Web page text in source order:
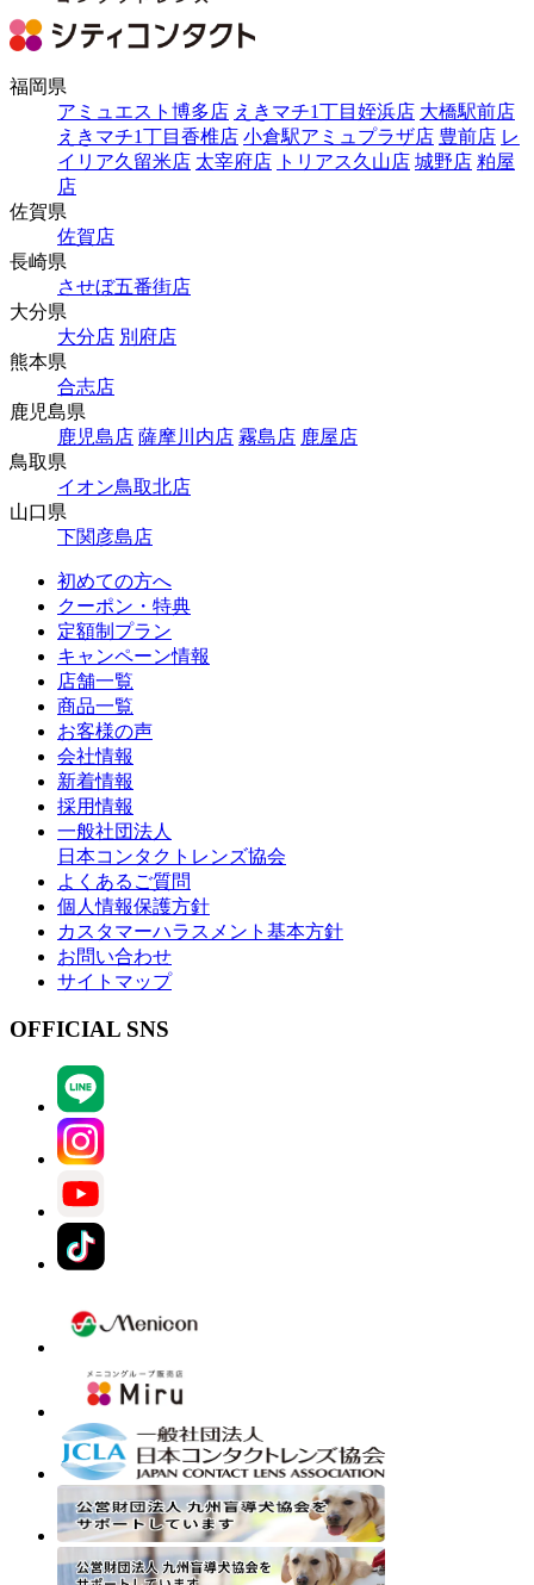
福岡県
アミュエスト博多店 えきマチ1丁目姪浜店 大橋駅前店
えきマチ1丁目香椎店 小倉駅アミュプラザ店 豊前店 レ
イリア久留米店 太宰府店 トリアス久山店 城野店 粕屋
店
佐賀県
佐賀店
長崎県
させぼ五番街店
大分県
大分店 別府店
熊本県
合志店
鹿児島県
鹿児島店 薩摩川内店 霧島店 鹿屋店
鳥取県
イオン鳥取北店
山口県
下関彦島店
初めての方へ
クーポン・特典
定額制プラン
キャンペーン情報
店舗一覧
商品一覧
お客様の声
会社情報
新着情報
採用情報
一般社団法人
日本コンタクトレンズ協会
よくあるご質問
個人情報保護方針
カスタマーハラスメント基本方針
お問い合わせ
サイトマップ
OFFICIAL SNS